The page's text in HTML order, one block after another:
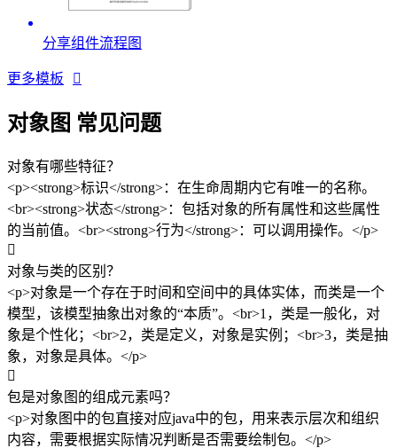
分享组件流程图
更多模板 
对象图 常见问题
对象有哪些特征？
<p><strong>标识</strong>：在生命周期内它有唯一的名称。
<br><strong>状态</strong>：包括对象的所有属性和这些属性
的当前值。<br><strong>行为</strong>：可以调用操作。</p>

对象与类的区别？
<p>对象是一个存在于时间和空间中的具体实体，而类是一个
模型，该模型抽象出对象的“本质”。<br>1，类是一般化，对
象是个性化；<br>2，类是定义，对象是实例；<br>3，类是抽
象，对象是具体。</p>

包是对象图的组成元素吗？
<p>对象图中的包直接对应java中的包，用来表示层次和组织
内容，需要根据实际情况判断是否需要绘制包。</p>